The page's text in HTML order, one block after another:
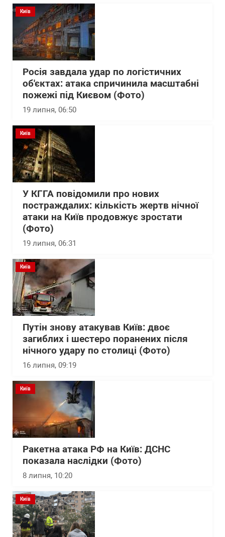
Київ
Росія завдала удар по логістичних
об'єктах: атака спричинила масштабні
пожежі під Києвом (Фото)
19 липня, 06:50
Київ
У КГГА повідомили про нових
постраждалих: кількість жертв нічної
атаки на Київ продовжує зростати
(Фото)
19 липня, 06:31
Київ
Путін знову атакував Київ: двоє
загиблих і шестеро поранених після
нічного удару по столиці (Фото)
16 липня, 09:19
Київ
Ракетна атака РФ на Київ: ДСНС
показала наслідки (Фото)
8 липня, 10:20
Київ